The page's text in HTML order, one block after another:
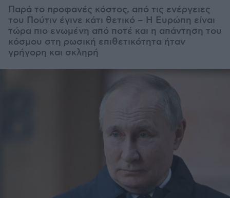
Παρά το προφανές κόστος, από τις ενέργειες
του Πούτιν έγινε κάτι θετικό – Η Ευρώπη είναι
τώρα πιο ενωμένη από ποτέ και η απάντηση του
κόσμου στη ρωσική επιθετικότητα ήταν
γρήγορη και σκληρή